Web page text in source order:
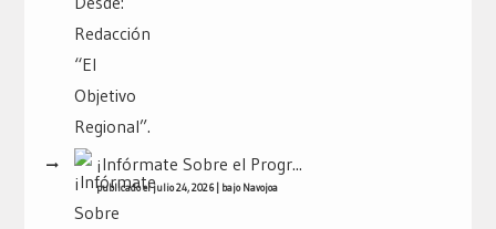
¡Infórmate Sobre el Progr...
publicado el julio 24, 2026| bajoNavojoa